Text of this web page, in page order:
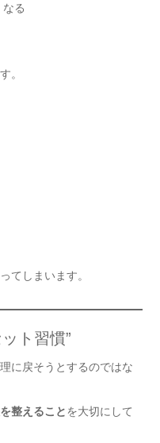
る
。
てしまいます。
ト習慣”
に戻そうとするのではな
整えることを大切にして